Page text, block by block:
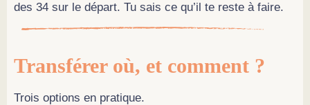
des 34 sur le départ. Tu sais ce qu’il te reste à faire.
Transférer où, et comment ?
Trois options en pratique.